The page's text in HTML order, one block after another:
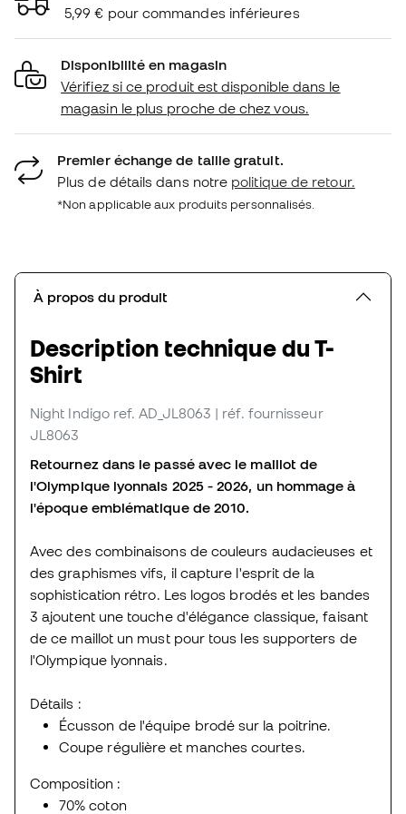
5,99 € pour commandes inférieures
Disponibilité en magasin
Vérifiez si ce produit est disponible dans le
magasin le plus proche de chez vous.
Premier échange de taille gratuit.
Plus de détails dans notre politique de retour.
*Non applicable aux produits personnalisés.
À propos du produit
Description technique du T-
Shirt
Night Indigo ref. AD_JL8063 | réf. fournisseur
JL8063
Retournez dans le passé avec le maillot de
l'Olympique lyonnais 2025 - 2026, un hommage à
l'époque emblématique de 2010.
Avec des combinaisons de couleurs audacieuses et
des graphismes vifs, il capture l'esprit de la
sophistication rétro. Les logos brodés et les bandes
3 ajoutent une touche d'élégance classique, faisant
de ce maillot un must pour tous les supporters de
l'Olympique lyonnais.
Détails :
Écusson de l'équipe brodé sur la poitrine.
Coupe régulière et manches courtes.
Composition :
70% coton